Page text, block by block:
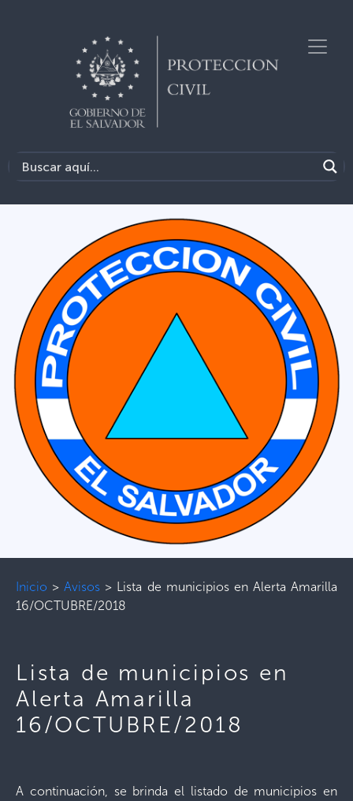
Inicio >Avisos > Lista de municipios en Alerta Amarilla
16/OCTUBRE/2018
Lista de municipios en
Alerta Amarilla
16/OCTUBRE/2018
A continuación, se brinda el listado de municipios en